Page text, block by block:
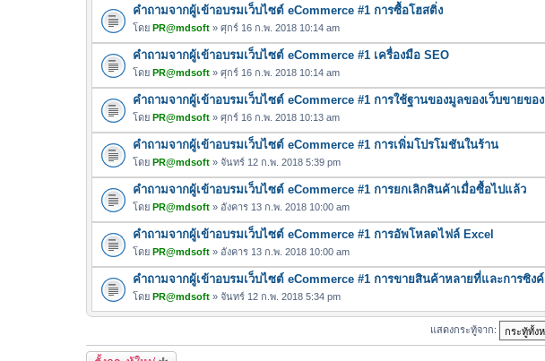
คำถามจากผู้เข้าอบรมเว็บไซต์ eCommerce #1 การซื้อโฮสติ่ง
โดย PR@mdsoft » ศุกร์ 16 ก.พ. 2018 10:14 am
คำถามจากผู้เข้าอบรมเว็บไซต์ eCommerce #1 เครื่องมือ SEO
โดย PR@mdsoft » ศุกร์ 16 ก.พ. 2018 10:14 am
คำถามจากผู้เข้าอบรมเว็บไซต์ eCommerce #1 การใช้ฐานของมูลของเว็บขายของ
โดย PR@mdsoft » ศุกร์ 16 ก.พ. 2018 10:13 am
คำถามจากผู้เข้าอบรมเว็บไซต์ eCommerce #1 การเพิ่มโปรโมชันในร้าน
โดย PR@mdsoft » จันทร์ 12 ก.พ. 2018 5:39 pm
คำถามจากผู้เข้าอบรมเว็บไซต์ eCommerce #1 การยกเลิกสินค้าเมื่อซื้อไปแล้ว
โดย PR@mdsoft » อังคาร 13 ก.พ. 2018 10:00 am
คำถามจากผู้เข้าอบรมเว็บไซต์ eCommerce #1 การอัพโหลดไฟล์ Excel
โดย PR@mdsoft » อังคาร 13 ก.พ. 2018 10:00 am
คำถามจากผู้เข้าอบรมเว็บไซต์ eCommerce #1 การขายสินค้าหลายที่และการซิงค์
โดย PR@mdsoft » จันทร์ 12 ก.พ. 2018 5:34 pm
แสดงกระทู้จาก: